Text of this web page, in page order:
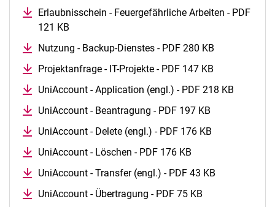
Erlaubnisschein - Feuergefährliche Arbeiten - PDF
121 KB
Nutzung - Backup-Dienstes - PDF 280 KB
Projektanfrage - IT-Projekte - PDF 147 KB
UniAccount - Application (engl.) - PDF 218 KB
UniAccount - Beantragung - PDF 197 KB
UniAccount - Delete (engl.) - PDF 176 KB
UniAccount - Löschen - PDF 176 KB
UniAccount - Transfer (engl.) - PDF 43 KB
UniAccount - Übertragung - PDF 75 KB